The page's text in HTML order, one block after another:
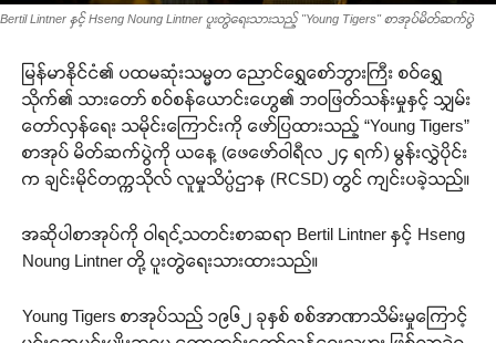
Bertil Lintner နှင့် Hseng Noung Lintner ပူးတွဲရေးသားသည့် "Young Tigers" စာအုပ်မိတ်ဆက်ပွဲ
မြန်မာနိုင်ငံ၏ ပထမဆုံးသမ္မတ ညောင်ရွှေစော်ဘွားကြီး စဝ်ရွှေ
သိုက်၏ သားတော် စဝ်စန်ယောင်းဟွေ၏ ဘဝဖြတ်သန်းမှုနှင့် သျှမ်း
တော်လှန်ရေး သမိုင်းကြောင်းကို ဖော်ပြထားသည့် “Young Tigers”
စာအုပ် မိတ်ဆက်ပွဲကို ယနေ့ (ဖေဖော်ဝါရီလ ၂၄ ရက်) မွန်းလွှဲပိုင်း
က ချင်းမိုင်တက္ကသိုလ် လူမှုသိပ္ပံဌာန (RCSD) တွင် ကျင်းပခဲ့သည်။
အဆိုပါစာအုပ်ကို ဝါရင့်သတင်းစာဆရာ Bertil Lintner နှင့် Hseng
Noung Lintner တို့ ပူးတွဲရေးသားထားသည်။
Young Tigers စာအုပ်သည် ၁၉၆၂ ခုနှစ် စစ်အာဏာသိမ်းမှုကြောင့်